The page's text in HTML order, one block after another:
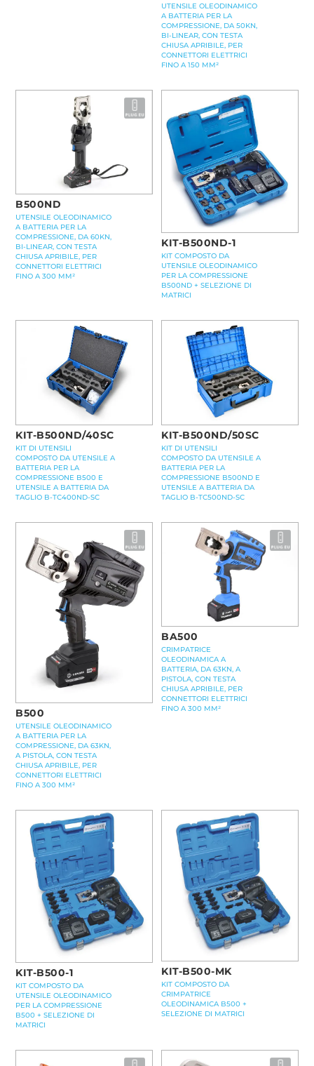
UTENSILE OLEODINAMICO
A BATTERIA PER LA
COMPRESSIONE, DA 50KN,
BI-LINEAR, CON TESTA
CHIUSA APRIBILE, PER
CONNETTORI ELETTRICI
FINO A 150 MM²
B500ND
UTENSILE OLEODINAMICO
A BATTERIA PER LA
COMPRESSIONE, DA 60KN,
BI-LINEAR, CON TESTA
CHIUSA APRIBILE, PER
CONNETTORI ELETTRICI
FINO A 300 MM²
KIT-B500ND-1
KIT COMPOSTO DA
UTENSILE OLEODINAMICO
PER LA COMPRESSIONE
B500ND + SELEZIONE DI
MATRICI
KIT-B500ND/40SC
KIT DI UTENSILI
COMPOSTO DA UTENSILE A
BATTERIA PER LA
COMPRESSIONE B500 E
UTENSILE A BATTERIA DA
TAGLIO B-TC400ND-SC
KIT-B500ND/50SC
KIT DI UTENSILI
COMPOSTO DA UTENSILE A
BATTERIA PER LA
COMPRESSIONE B500ND E
UTENSILE A BATTERIA DA
TAGLIO B-TC500ND-SC
B500
UTENSILE OLEODINAMICO
A BATTERIA PER LA
COMPRESSIONE, DA 63KN,
A PISTOLA, CON TESTA
CHIUSA APRIBILE, PER
CONNETTORI ELETTRICI
FINO A 300 MM²
BA500
CRIMPATRICE
OLEODINAMICA A
BATTERIA, DA 63KN, A
PISTOLA, CON TESTA
CHIUSA APRIBILE, PER
CONNETTORI ELETTRICI
FINO A 300 MM²
KIT-B500-1
KIT COMPOSTO DA
UTENSILE OLEODINAMICO
PER LA COMPRESSIONE
B500 + SELEZIONE DI
MATRICI
KIT-B500-MK
KIT COMPOSTO DA
CRIMPATRICE
OLEODINAMICA B500 +
SELEZIONE DI MATRICI